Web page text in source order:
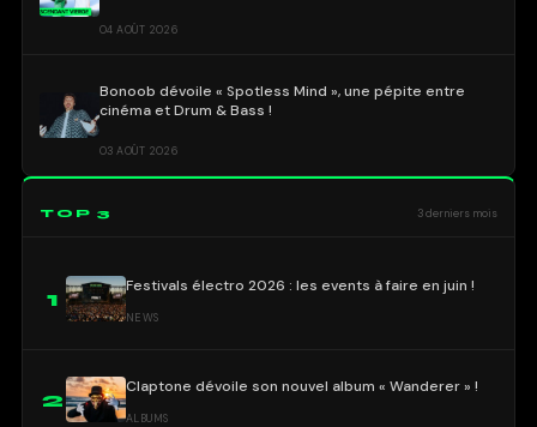
04 AOÛT 2026
Bonoob dévoile « Spotless Mind », une pépite entre
cinéma et Drum & Bass !
03 AOÛT 2026
TOP 3 3 derniers mois
1
Festivals électro 2026 : les events à faire en juin !
NEWS
2
Claptone dévoile son nouvel album « Wanderer » !
ALBUMS